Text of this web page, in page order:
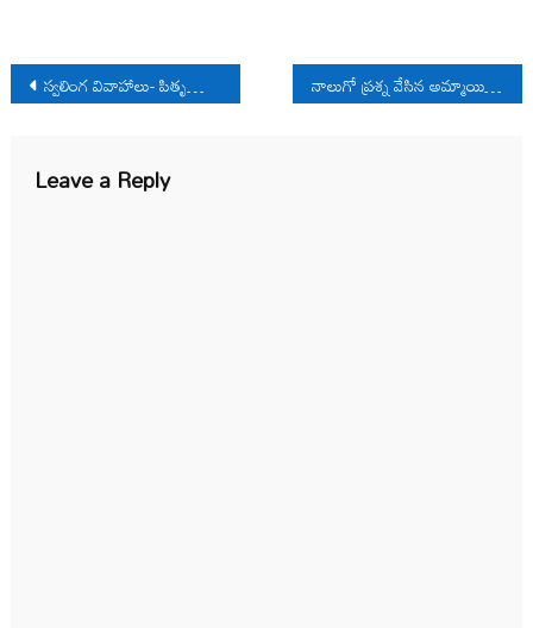
Post
navigation
స్వలింగ వివాహాలు- పితృస్వామిక కుటుంబ వ్యవస్థ నాలుగో ప్రశ్న వేసిన అమ్మాయి!
Leave a Reply